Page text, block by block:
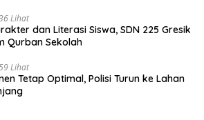
Lihat
dan Literasi Siswa, SDN 225 Gresik
Qurban Sekolah
Lihat
Tetap Optimal, Polisi Turun ke Lahan